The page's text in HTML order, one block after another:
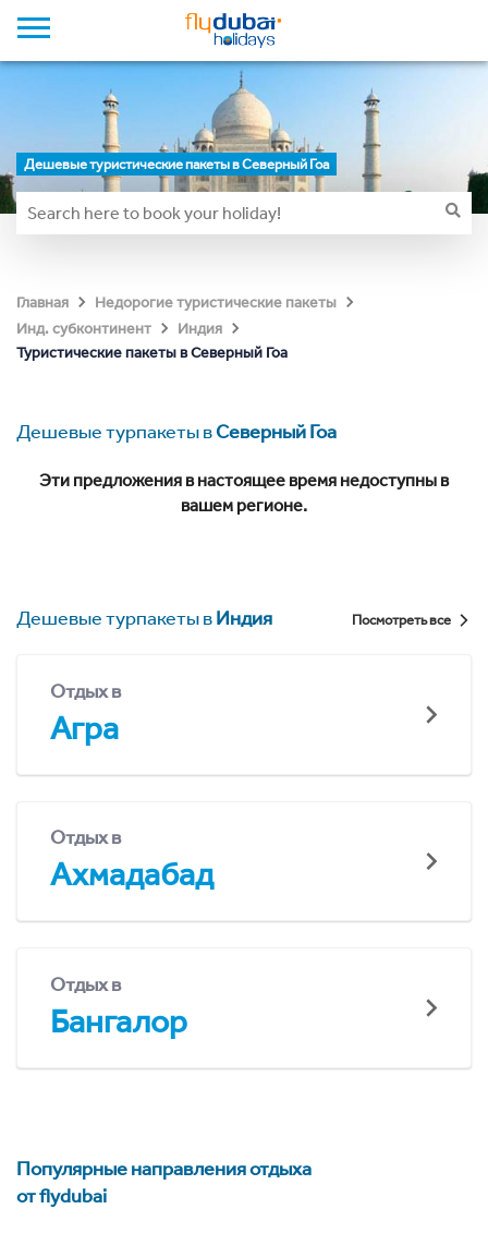
Дешевые туристические пакеты в Северный Гоа
Главная
Недорогие туристические пакеты
Инд. субконтинент
Индия
Туристические пакеты в Северный Гоа
Дешевые турпакеты вСеверный Гоа
Эти предложения в настоящее время недоступны в
вашем регионе.
Дешевые турпакеты вИндия Посмотреть все
Отдых в
Агра
Отдых в
Ахмадабад
Отдых в
Бангалор
Популярные направления отдыха
от flydubai